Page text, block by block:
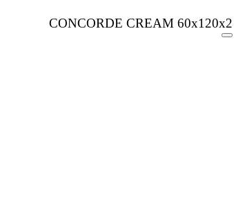
CONCORDE CREAM 60x120x2